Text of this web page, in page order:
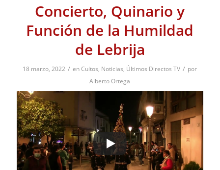
Concierto, Quinario y
Función de la Humildad
de Lebrija
18 marzo, 2022 / enCultos, Noticias, Últimos Directos TV / por
Alberto Ortega